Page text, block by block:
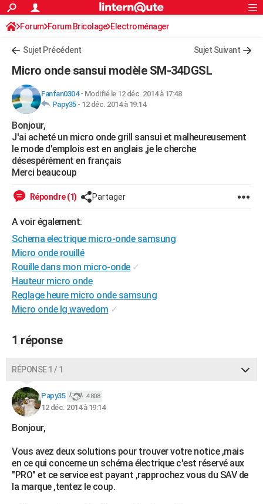
ACTUALITÉS
Politique
Société
Faits Divers
Education
Monde
Villes
+
FINANCE
Retraite
Impôts
Epargne
Immobilier
Risques naturels par ville
Banque
Assurance
Crédit
AUTO
Essais
Réserver un essai
Citadines
Berlines
SUV
Forum auto
+HIGH-TECH
Mobiles
Meilleur smartphone
Internet
Ordinateurs
Jeux vidéo
Guide high-tech
+BRICOLAGE
Forum
Aménagement intérieur
Extérieur
Cuisine
Salle de bains
Jardinage
Rangement
Guides de France
Escapades
Patrimoine
Expositions
Musées
Week-end nature
Art de vivre
Bien-être
Loisirs
Mode
Modes de vie
Alimentation
Guide de la santé
Maladies
Médicaments
Sommeil
VOYAGE
PHOTO
GUIDES D'ACHAT
CARTE DE VOEUX
Carte de Noël
Carte Bonne année
Carte Saint-Valentin
Carte Pâques
Carte d'anniversaire
DICTIONNAIRE
Dictionnaire
Biographies
Citations
Expressions
Proverbes
PROGRAMME TV
FORUM
Bricolage
Lifestyle
Culture
Sport
Auto
Television
Voyage
Cinema
S'inscrire
Connexion
Forum Forum Bricolage Electroménager
Sujet Précédent Sujet Suivant
Micro onde sansui modèle SM-34DGSL
Fanfan0304- Modifié le 12 déc. 2014 à 17:48
Papy35- 12 déc. 2014 à 19:14
Bonjour,
J'ai acheté un micro onde grill sansui et malheureusement
le mode d'emplois est en anglais ,je le cherche
désespérément en français
Merci beaucoup
Répondre (1) Partager
A voir également:
Schema electrique micro-onde samsung
Micro onde rouillé
Rouille dans mon micro-onde ✓
Hauteur micro onde
Reglage heure micro onde samsung
Micro onde lg wavedom ✓
1 réponse
RÉPONSE 1 / 1
Papy35 4 808
12 déc. 2014 à 19:14
Bonjour,
Vous avez deux solutions pour trouver votre notice ,mais
en ce qui concerne un schéma électrique c'est réservé aux
"PRO" et ce service est payant ,rapprochez vous du SAV de
la marque ,tentez le coup.